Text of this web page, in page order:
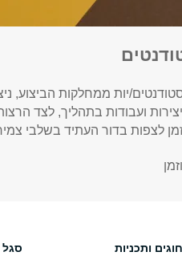
יות ממחלקות הביצוע,
ועבודות בתהליך, לצד
לצפות בדור העתיד בשלבי
ותכניות
סגל